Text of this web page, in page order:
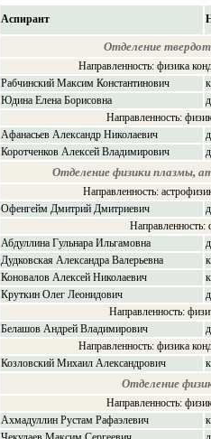
Аспирант
Отделение
Направленность: физика
Рабчинский Максим Константинович
Юдина Елена Борисовна
Направленность:
Афанасьев Александр Николаевич
Коротченков Алексей Владимирович
Отделение физики плазмы,
Направленность:
Офенгейм Дмитрий Дмитриевич
Направленность:
Абдуллина Гульнара Ильгамовна
Дудковская Александра Валерьевна
Коновалов Алексей Николаевич
Круткин Олег Леонидович
Направленность:
Белашов Андрей Владимирович
Направленность: физика
Козловский Михаил Александрович
Отделение
Направленность:
Ахмадуллин Рустам Рафаэлевич